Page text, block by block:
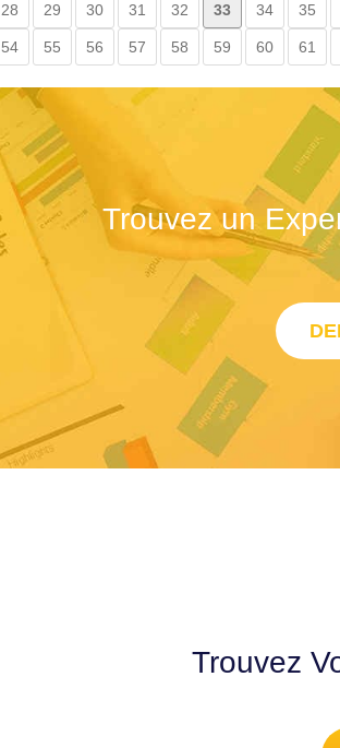
28 29 30 31 32 33 34 35
54 55 56 57 58 59 60 61
Trouvez un
Trouvez